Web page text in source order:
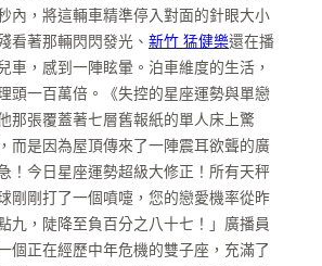
內，將這輛車精準停入對面的針眼大小
看著那輛閃閃發光、 新竹 猛健樂還在播
車，感到一陣眩暈。泊車維度的生活，
頭一百萬倍。《失控的星座運勢與單戀
那張覆蓋著七層舊報紙的單人床上驚
而是因為屋頂傳來了一陣震耳欲聾的廣
！今日星座運勢超級大修正！所有天秤
剛剛打了一個噴嚏，您的戀愛機率從昨
九，陡降至負百分之八十七！」廣播員
個正在經歷中年危機的雙子座，充滿了